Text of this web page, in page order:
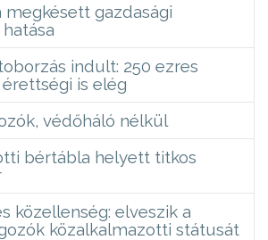
megkésett gazdasági
indult: 250 ezres
is elég
védőháló nélkül
bértábla helyett titkos
közellenség: elveszik a
közalkalmazotti státusát